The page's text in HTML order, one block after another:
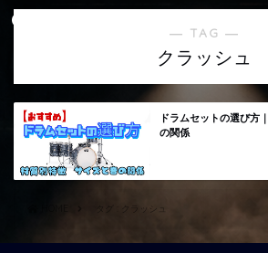
― TAG ―
クラッシュ
ドラムセットの選び方
の関係
タグ : クラッシュ